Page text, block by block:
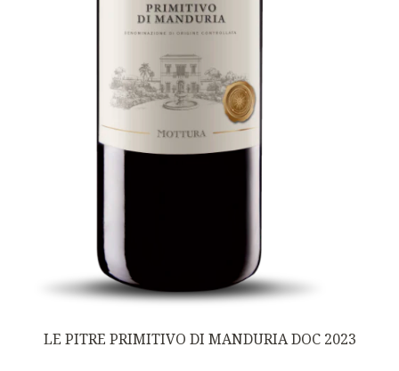
LE PITRE PRIMITIVO DI MANDURIA DOC 2023